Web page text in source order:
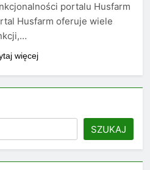
portalu Husfarm
Husfarm oferuje wiele
więcej
SZUKAJ